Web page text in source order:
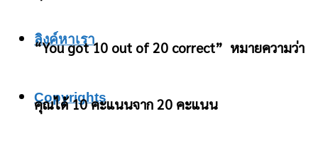
ลิงค์หาเรา
Copyrights
“You got 10 out of 20 correct” หมายความว่า
คุณได้ 10 คะแนนจาก 20 คะแนน